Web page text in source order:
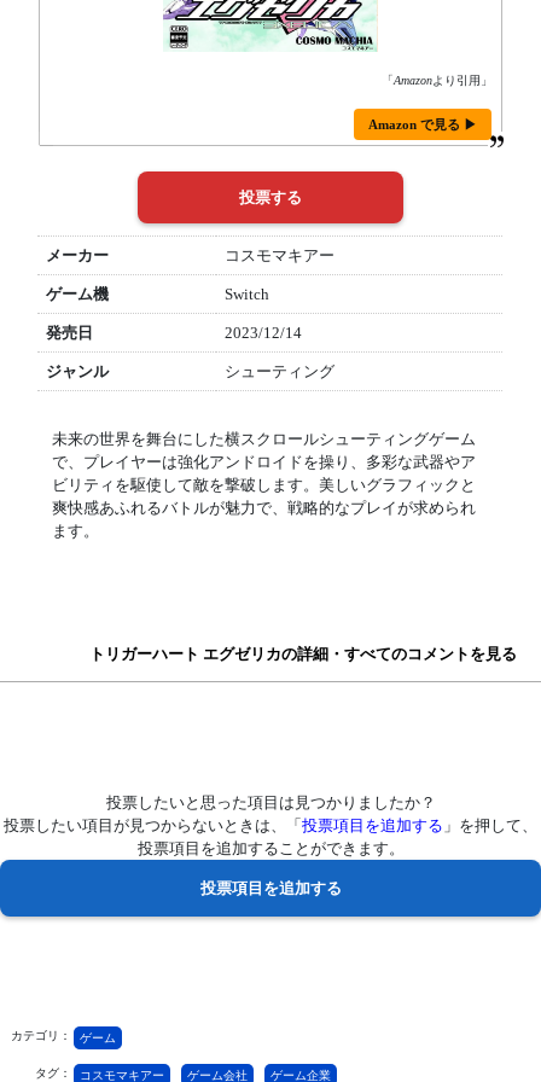
「Amazonより引用」
Amazon で見る ▶
メーカー コスモマキアー
ゲーム機 Switch
発売日 2023/12/14
ジャンル シューティング
未来の世界を舞台にした横スクロールシューティングゲーム
で、プレイヤーは強化アンドロイドを操り、多彩な武器やア
ビリティを駆使して敵を撃破します。美しいグラフィックと
爽快感あふれるバトルが魅力で、戦略的なプレイが求められ
ます。
トリガーハート エグゼリカの詳細・すべてのコメントを見る
投票したいと思った項目は見つかりましたか？
投票したい項目が見つからないときは、「 投票項目を追加する 」を押して、
投票項目を追加することができます。
カテゴリ： ゲーム
タグ： コスモマキアー ゲーム会社 ゲーム企業